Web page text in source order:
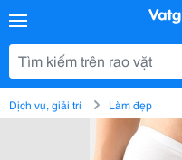
Dịch vụ, giải trí Làm đẹp